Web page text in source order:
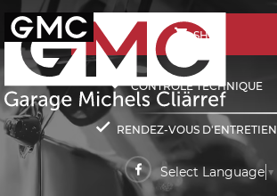
SHOP
CONTRÔLE TECHNIQUE
RENDEZ-VOUS D'ENTRETIEN
Select Language ▼